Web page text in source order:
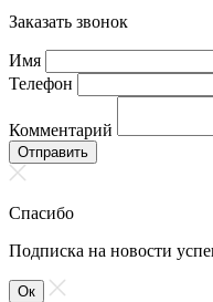
Заказать звонок
Имя
Телефон
Комментарий
Отправить
Спасибо
Подписка на новости
Ок